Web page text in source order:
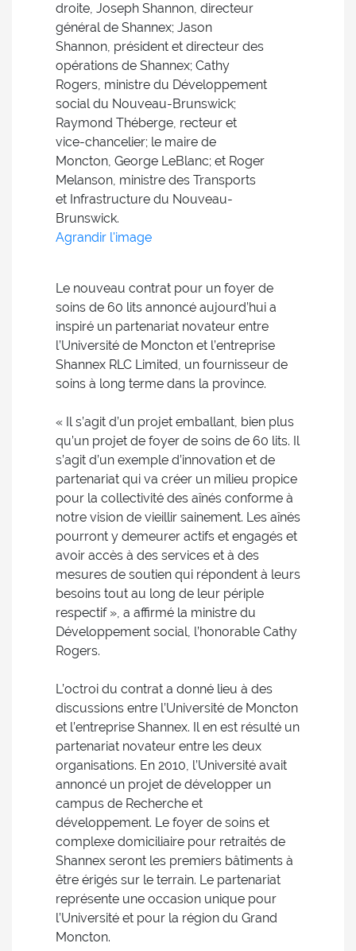
droite, Joseph Shannon, directeur
général de Shannex; Jason
Shannon, président et directeur des
opérations de Shannex; Cathy
Rogers, ministre du Développement
social du Nouveau-Brunswick;
Raymond Théberge, recteur et
vice-chancelier; le maire de
Moncton, George LeBlanc; et Roger
Melanson, ministre des Transports
et Infrastructure du Nouveau-
Brunswick.
Agrandir l'image
Le nouveau contrat pour un foyer de
soins de 60 lits annoncé aujourd’hui a
inspiré un partenariat novateur entre
l’Université de Moncton et l’entreprise
Shannex RLC Limited, un fournisseur de
soins à long terme dans la province.
« Il s’agit d’un projet emballant, bien plus
qu’un projet de foyer de soins de 60 lits. Il
s’agit d’un exemple d’innovation et de
partenariat qui va créer un milieu propice
pour la collectivité des aînés conforme à
notre vision de vieillir sainement. Les aînés
pourront y demeurer actifs et engagés et
avoir accès à des services et à des
mesures de soutien qui répondent à leurs
besoins tout au long de leur périple
respectif », a affirmé la ministre du
Développement social, l’honorable Cathy
Rogers.
L’octroi du contrat a donné lieu à des
discussions entre l’Université de Moncton
et l’entreprise Shannex. Il en est résulté un
partenariat novateur entre les deux
organisations. En 2010, l’Université avait
annoncé un projet de développer un
campus de Recherche et
développement. Le foyer de soins et
complexe domiciliaire pour retraités de
Shannex seront les premiers bâtiments à
être érigés sur le terrain. Le partenariat
représente une occasion unique pour
l’Université et pour la région du Grand
Moncton.